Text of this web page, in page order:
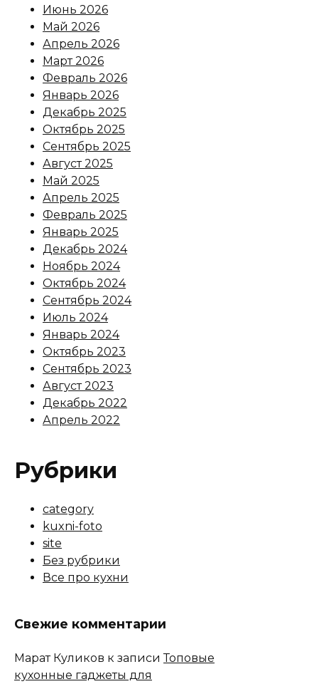
Июнь 2026
Май 2026
Апрель 2026
Март 2026
Февраль 2026
Январь 2026
Декабрь 2025
Октябрь 2025
Сентябрь 2025
Август 2025
Май 2025
Апрель 2025
Февраль 2025
Январь 2025
Декабрь 2024
Ноябрь 2024
Октябрь 2024
Сентябрь 2024
Июль 2024
Январь 2024
Октябрь 2023
Сентябрь 2023
Август 2023
Декабрь 2022
Апрель 2022
Рубрики
category
kuxni-foto
site
Без рубрики
Все про кухни
Свежие комментарии
Марат Куликов к записиТоповые
кухонные гаджеты для